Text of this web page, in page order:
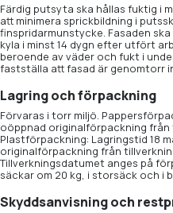
Färdig putsyta ska hållas fuktig i
att minimera sprickbildning i
finspridarmunstycke. Fasaden
kyla i minst 14 dygn efter utfört
beroende av väder och fukt i
fastställa att fasad är genomtorr
Lagring och förpackning
Förvaras i torr miljö.
oöppnad originalförpackning från
Plastförpackning: Lagringstid 18
originalförpackning från
Tillverkningsdatumet anges på
säckar om 20 kg, i storsäck och i
Skyddsanvisning och